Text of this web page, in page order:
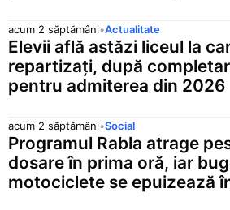
acum 2 săptămâni•Actualitate
Elevii află astăzi liceul la
repartizați, după
pentru admiterea din 2026
acum 2 săptămâni•Social
Programul Rabla atrage
dosare în prima oră, iar
motociclete se epuizează